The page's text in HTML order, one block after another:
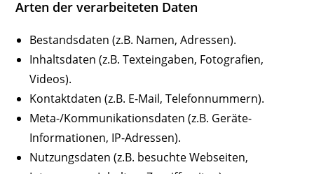
Arten der verarbeiteten Daten
Bestandsdaten (z.B. Namen, Adressen).
Inhaltsdaten (z.B. Texteingaben, Fotografien,
Videos).
Kontaktdaten (z.B. E-Mail, Telefonnummern).
Meta-/Kommunikationsdaten (z.B. Geräte-
Informationen, IP-Adressen).
Nutzungsdaten (z.B. besuchte Webseiten,